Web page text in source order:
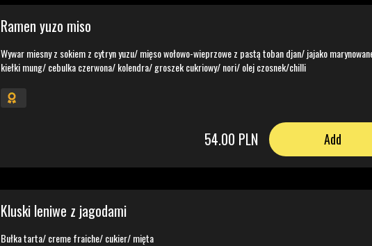
Ramen yuzo miso
Wywar miesny z sokiem z cytryn yuzu/ mięso wołowo-wieprzowe z pastą toban djan/ jajako
kiełki mung/ cebulka czerwona/ kolendra/ groszek cukriowy/ nori/ olej czosnek/chilli
54.00 PLN Add
Kluski leniwe z jagodami
Bułka tarta/ creme fraiche/ cukier/ mięta